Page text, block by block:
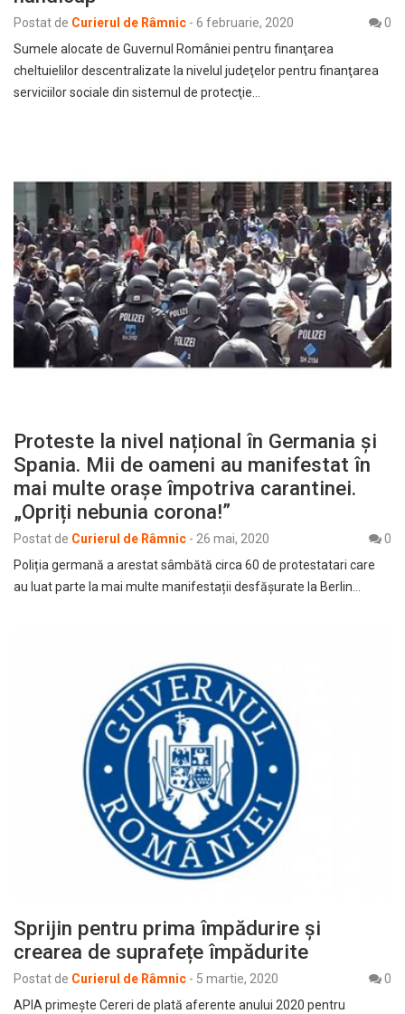
Postat de Curierul de Râmnic - 6 februarie, 2020
0
Sumele alocate de Guvernul României pentru finanţarea
cheltuielilor descentralizate la nivelul judeţelor pentru finanţarea
serviciilor sociale din sistemul de protecţie…
Proteste la nivel național în Germania și
Spania. Mii de oameni au manifestat în
mai multe orașe împotriva carantinei.
„Opriți nebunia corona!”
Postat de Curierul de Râmnic - 26 mai, 2020
0
Poliția germană a arestat sâmbătă circa 60 de protestatari care
au luat parte la mai multe manifestații desfășurate la Berlin…
Sprijin pentru prima împădurire și
crearea de suprafețe împădurite
Postat de Curierul de Râmnic - 5 martie, 2020
0
APIA primește Cereri de plată aferente anului 2020 pentru